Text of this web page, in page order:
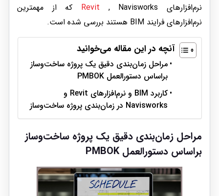
نرم‌افزارهای
Revit , Navisworks که از مهمترین
نرم‌افزارهای فرایند BIM هستند بررسی شده است.
آنچه در این مقاله می‌خوانید
مراحل زمان‌بندی دقیق یک پروژه ساخت‌وساز
براساس دستورالعمل PMBOK
کاربرد BIM و نرم‌افزارهای Revit و
Navisworks در زمان‌بندی پروژه‌ ساخت‌وساز
مراحل زمان‌بندی دقیق یک پروژه ساخت‌وساز
براساس دستورالعمل PMBOK